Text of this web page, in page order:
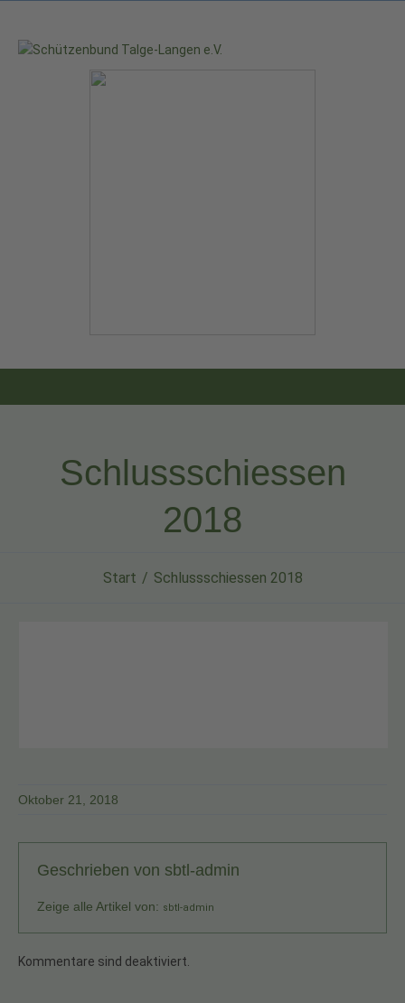
Schlussschiessen
2018
Start Schlussschiessen 2018
Oktober 21, 2018
Geschrieben von sbtl-admin
Zeige alle Artikel von: sbtl-admin
Kommentare sind deaktiviert.